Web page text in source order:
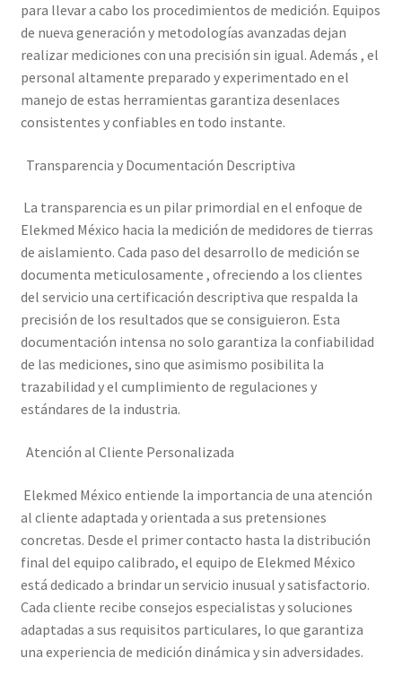
Servicios de calibración eléctrica
Sobre Nosotros – Elekmed México
Soporte
Tienda
Trayectoria de Elekmed México
Visión de Elekmed México
para llevar a cabo los procedimientos de medición. Equipos
de nueva generación y metodologías avanzadas dejan
realizar mediciones con una precisión sin igual. Además , el
personal altamente preparado y experimentado en el
manejo de estas herramientas garantiza desenlaces
consistentes y confiables en todo instante.
Transparencia y Documentación Descriptiva
La transparencia es un pilar primordial en el enfoque de
Elekmed México hacia la medición de medidores de tierras
de aislamiento. Cada paso del desarrollo de medición se
documenta meticulosamente , ofreciendo a los clientes
del servicio una certificación descriptiva que respalda la
precisión de los resultados que se consiguieron. Esta
documentación intensa no solo garantiza la confiabilidad
de las mediciones, sino que asimismo posibilita la
trazabilidad y el cumplimiento de regulaciones y
estándares de la industria.
Atención al Cliente Personalizada
Elekmed México entiende la importancia de una atención
al cliente adaptada y orientada a sus pretensiones
concretas. Desde el primer contacto hasta la distribución
final del equipo calibrado, el equipo de Elekmed México
está dedicado a brindar un servicio inusual y satisfactorio.
Cada cliente recibe consejos especialistas y soluciones
adaptadas a sus requisitos particulares, lo que garantiza
una experiencia de medición dinámica y sin adversidades.